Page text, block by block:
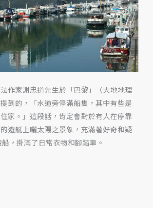
作家謝忠道先生於「巴黎」（大地地理
到的，「水道旁停滿船隻，其中有些是
家。」這段話，肯定會對於有人在停靠
遊艇上曬太陽之景象，充滿著好奇和疑
，掛滿了日常衣物和腳踏車。